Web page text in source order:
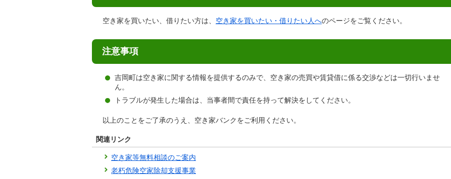
空き家を買いたい、借りたい方は、 空き家を買いたい・借りたい人へのページをご覧ください。
注意事項
吉岡町は空き家に関する情報を提供するのみで、空き家の売買や賃貸借に係る交渉などは一切行いませ
ん。
トラブルが発生した場合は、当事者間で責任を持って解決をしてください。
以上のことをご了承のうえ、空き家バンクをご利用ください。
関連リンク
空き家等無料相談のご案内
老朽危険空家除却支援事業